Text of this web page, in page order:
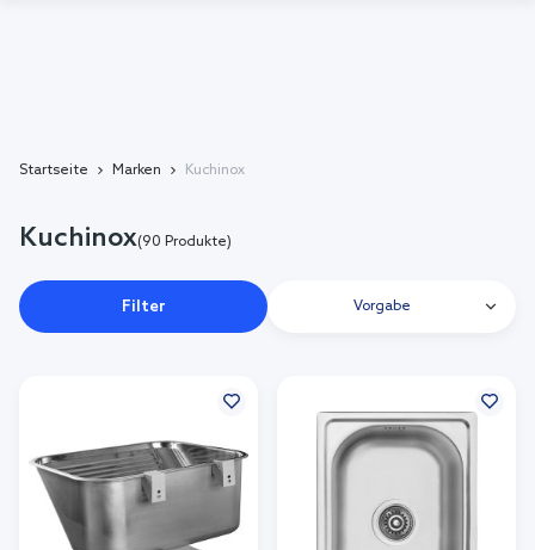
Startseite Marken Kuchinox
Kuchinox(90 Produkte)
Filter Vorgabe